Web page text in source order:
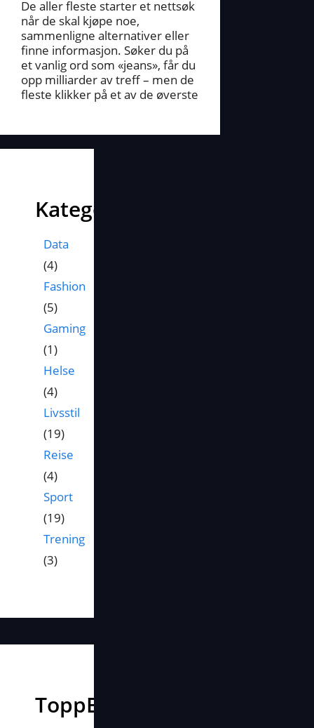
De aller fleste starter et nettsøk
når de skal kjøpe noe,
sammenligne alternativer eller
finne informasjon. Søker du på
et vanlig ord som «jeans», får du
opp milliarder av treff – men de
fleste klikker på et av de øverste
Kategorier
Data
(4)
Fashion
(5)
Gaming
(1)
Helse
(4)
Livsstil
(19)
Reise
(4)
Sport
(19)
Trening
(3)
ToppBlogg.no